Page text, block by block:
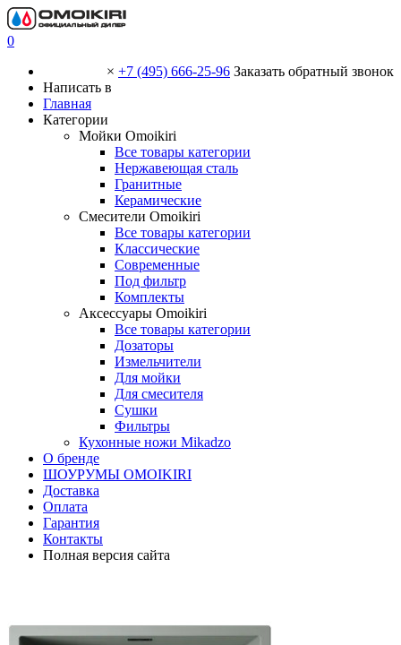
0
× +7 (495) 666-25-96 Заказать обратный звонок
Написать в
Главная
Категории
Мойки Omoikiri
Все товары категории
Нержавеющая сталь
Гранитные
Керамические
Смесители Omoikiri
Все товары категории
Классические
Современные
Под фильтр
Комплекты
Аксессуары Omoikiri
Все товары категории
Дозаторы
Измельчители
Для мойки
Для смесителя
Сушки
Фильтры
Кухонные ножи Mikadzo
О бренде
ШОУРУМЫ OMOIKIRI
Доставка
Оплата
Гарантия
Контакты
Полная версия сайта